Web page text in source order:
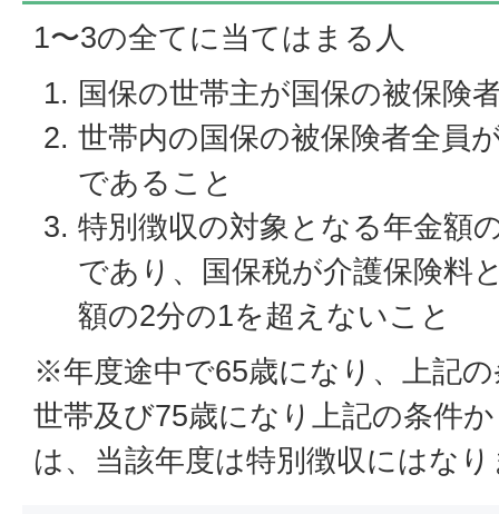
1〜3の全てに当てはまる人
国保の世帯主が国保の被保険
世帯内の国保の被保険者全員
であること
特別徴収の対象となる年金額
であり、国保税が介護保険料
額の2分の1を超えないこと
※年度途中で65歳になり、上記
世帯及び75歳になり上記の条件
は、当該年度は特別徴収にはな